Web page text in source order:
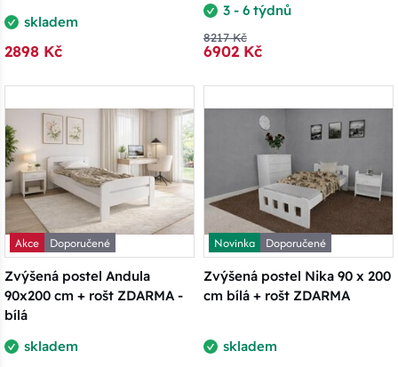
skladem
2898 Kč
3 - 6 týdnů
8217 Kč
6902 Kč
Akce
Doporučené
Zvýšená postel Andula
90x200 cm + rošt ZDARMA -
bílá
skladem
Novinka
Doporučené
Zvýšená postel Nika 90 x 200
cm bílá + rošt ZDARMA
skladem